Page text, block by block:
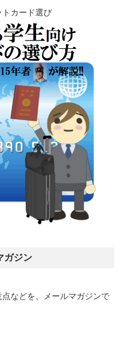
カード選び
ガジン
などを、メールマガジンで